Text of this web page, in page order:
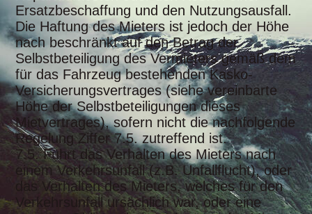
Ersatzbeschaffung und den Nutzungsausfall.
Die Haftung des Mieters ist jedoch der Höhe
nach beschränkt auf den Betrag der
Selbstbeteiligung des Vermieters gemäß dem
für das Fahrzeug bestehenden Kasko-
Versicherungsvertrages (siehe vereinbarte
Höhe der Selbstbeteiligungen dieses
Mietvertrages), sofern nicht die nachfolgende
Regelung Ziffer 7.5. zutreffend ist.
7.5. Führt das Verhalten des Mieters nach
einem Verkehrsunfall (z.B. Unfallflucht), oder
das Verhalten des Mieters, welches für den
Verkehrsunfall ursächlich war, oder eine